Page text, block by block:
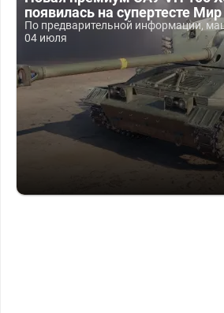
появилась на супертесте
По предварительной информации,
04 июля